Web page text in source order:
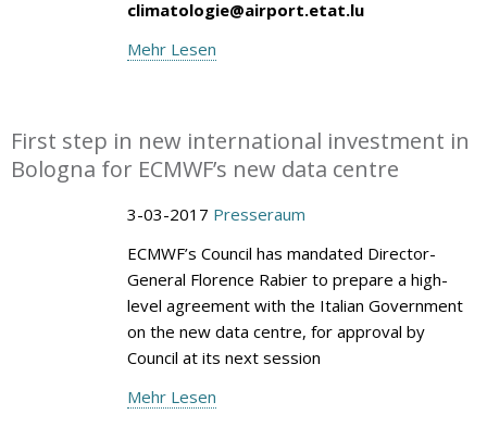
climatologie@airport.etat.lu
Mehr Lesen
First step in new international investment in
Bologna for ECMWF’s new data centre
3-03-2017 Presseraum
ECMWF’s Council has mandated Director-
General Florence Rabier to prepare a high-
level agreement with the Italian Government
on the new data centre, for approval by
Council at its next session
Mehr Lesen